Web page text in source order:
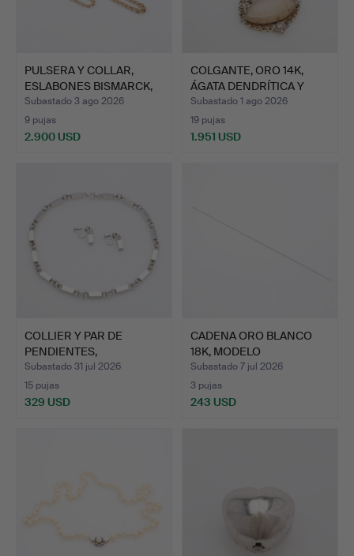
PULSERA Y COLLAR,
ESLABONES BISMARCK,
ORO …
Subastado 3 ago 2026
9 pujas
2.900 USD
COLGANTE, ORO 14K,
ÁGATA DENDRÍTICA Y
DIAM…
Subastado 1 ago 2026
19 pujas
1.951 USD
COLLIER Y PAR DE
PENDIENTES,
ESLABONES DE …
Subastado 31 jul 2026
15 pujas
329 USD
CADENA ORO BLANCO
18K, MODELO
VENECIANO.
Subastado 7 jul 2026
3 pujas
243 USD